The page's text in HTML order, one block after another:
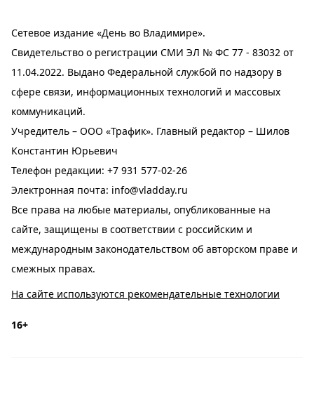
Сетевое издание «День во Владимире».
Свидетельство о регистрации СМИ ЭЛ № ФС 77 - 83032 от
11.04.2022. Выдано Федеральной службой по надзору в
сфере связи, информационных технологий и массовых
коммуникаций.
Учредитель – ООО «Трафик». Главный редактор – Шилов
Константин Юрьевич
Телефон редакции: +7 931 577-02-26
Электронная почта: info@vladday.ru
Все права на любые материалы, опубликованные на
сайте, защищены в соответствии с российским и
международным законодательством об авторском праве и
смежных правах.
На сайте используются рекомендательные технологии
16+